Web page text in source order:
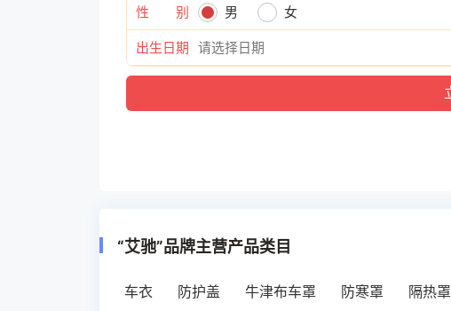
性 别 男 女
出生日期
“艾驰”品牌主营产品类目
车衣 防护盖 牛津布车罩 防寒罩 隔热罩